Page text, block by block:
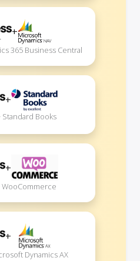
+
365 Business Central
+
Standard Books
+
WooCommerce
+
Dynamics AX